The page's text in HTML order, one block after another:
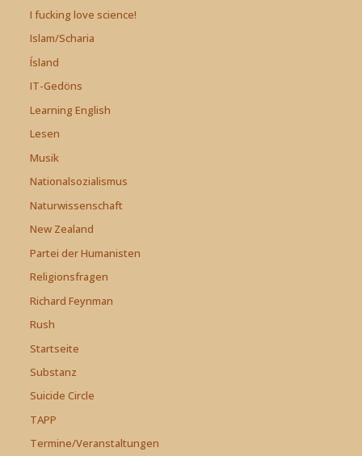
I fucking love science!
Islam/Scharia
Ísland
IT-Gedöns
Learning English
Lesen
Musik
Nationalsozialismus
Naturwissenschaft
New Zealand
Partei der Humanisten
Religionsfragen
Richard Feynman
Rush
Startseite
Substanz
Suicide Circle
TAPP
Termine/Veranstaltungen